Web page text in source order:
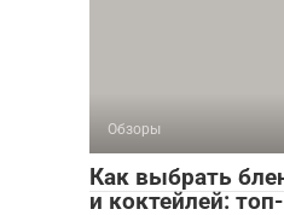
Обзоры
Как выбрать
и коктейлей: